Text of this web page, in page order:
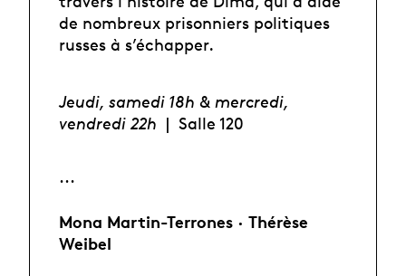
de nombreux prisonniers politiques
russes à s’échapper.
Jeudi, samedi 18h & mercredi,
vendredi 22h | Salle 120
···
Mona Martin-Terrones · Thérèse
Weibel